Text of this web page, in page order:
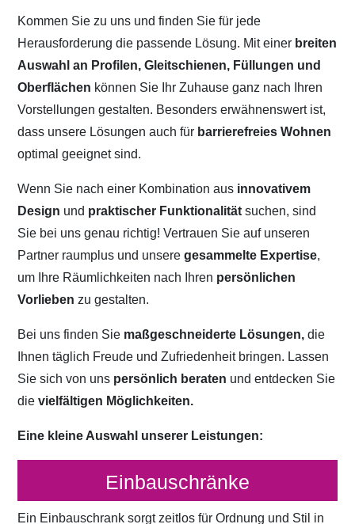
Kommen Sie zu uns und finden Sie für jede
Herausforderung die passende Lösung. Mit einer breiten
Auswahl an Profilen, Gleitschienen, Füllungen und
Oberflächen können Sie Ihr Zuhause ganz nach Ihren
Vorstellungen gestalten. Besonders erwähnenswert ist,
dass unsere Lösungen auch für barrierefreies Wohnen
optimal geeignet sind.
Wenn Sie nach einer Kombination aus innovativem
Design und praktischer Funktionalitätsuchen, sind
Sie bei uns genau richtig! Vertrauen Sie auf unseren
Partner raumplus und unseregesammelte Expertise,
um Ihre Räumlichkeiten nach Ihren persönlichen
Vorliebenzu gestalten.
Bei uns finden Sie maßgeschneiderte Lösungen, die
Ihnen täglich Freude und Zufriedenheit bringen. Lassen
Sie sich von uns persönlich beraten und entdecken Sie
dievielfältigen Möglichkeiten.
Eine kleine Auswahl unserer Leistungen:
Einbauschränke
Ein Einbauschrank sorgt zeitlos für Ordnung und Stil in